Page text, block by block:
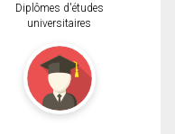
Diplômes d'études
universitaires